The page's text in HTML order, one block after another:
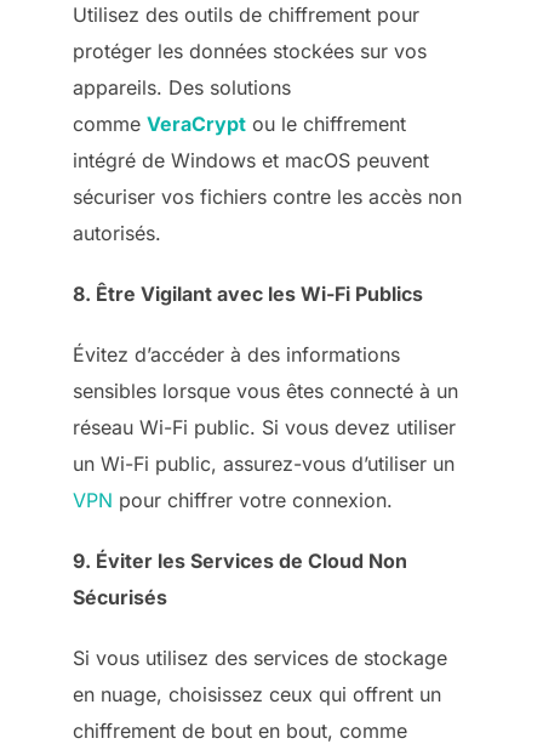
Utilisez des outils de chiffrement pour
protéger les données stockées sur vos
appareils. Des solutions
comme VeraCrypt ou le chiffrement
intégré de Windows et macOS peuvent
sécuriser vos fichiers contre les accès non
autorisés.
8. Être Vigilant avec les Wi-Fi Publics
Évitez d’accéder à des informations
sensibles lorsque vous êtes connecté à un
réseau Wi-Fi public. Si vous devez utiliser
un Wi-Fi public, assurez-vous d’utiliser un
VPN pour chiffrer votre connexion.
9. Éviter les Services de Cloud Non
Sécurisés
Si vous utilisez des services de stockage
en nuage, choisissez ceux qui offrent un
chiffrement de bout en bout, comme